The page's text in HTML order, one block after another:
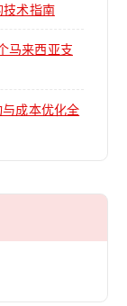
技术指南
马来西亚支
成本优化全